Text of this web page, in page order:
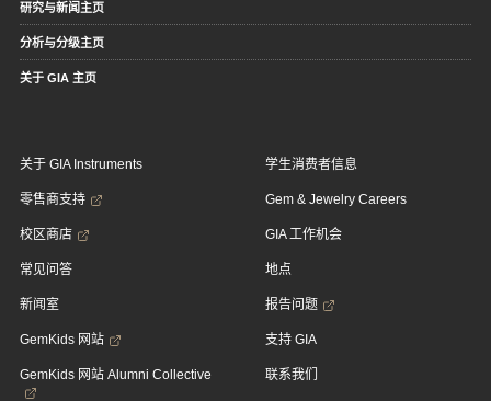
研究与新闻主页
分析与分级主页
关于 GIA 主页
关于 GIA Instruments
零售商支持
校区商店
常见问答
新闻室
GemKids 网站
GemKids 网站 Alumni Collective
学生消费者信息
Gem & Jewelry Careers
GIA 工作机会
地点
报告问题
支持 GIA
联系我们